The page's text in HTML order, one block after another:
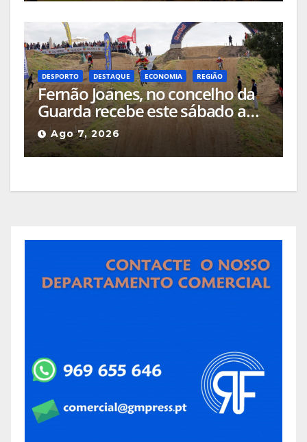
DESPORTO DESTAQUE ECONOMIA REGIÃO
Fernão Joanes, no concelho da
Guarda recebe este sábado a
Etapa do Campeonato Nacional
de Supercross
Ago 7, 2026